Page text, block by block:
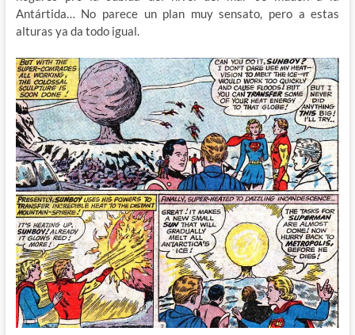
Antártida… No parece un plan muy sensato, pero a estas
alturas ya da todo igual.